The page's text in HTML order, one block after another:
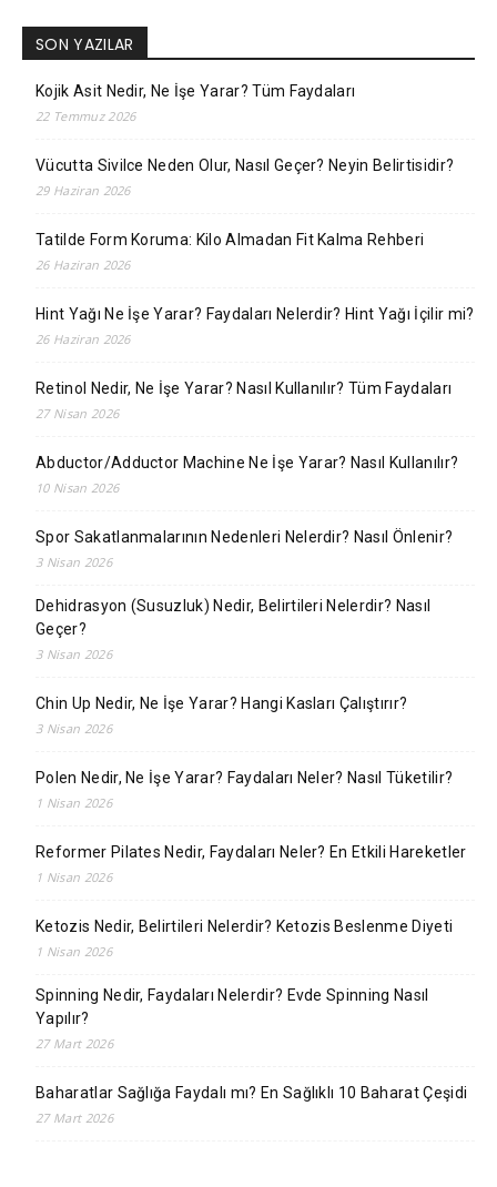
SON YAZILAR
Kojik Asit Nedir, Ne İşe Yarar? Tüm Faydaları
22 Temmuz 2026
Vücutta Sivilce Neden Olur, Nasıl Geçer? Neyin Belirtisidir?
29 Haziran 2026
Tatilde Form Koruma: Kilo Almadan Fit Kalma Rehberi
26 Haziran 2026
Hint Yağı Ne İşe Yarar? Faydaları Nelerdir? Hint Yağı İçilir mi?
26 Haziran 2026
Retinol Nedir, Ne İşe Yarar? Nasıl Kullanılır? Tüm Faydaları
27 Nisan 2026
Abductor/Adductor Machine Ne İşe Yarar? Nasıl Kullanılır?
10 Nisan 2026
Spor Sakatlanmalarının Nedenleri Nelerdir? Nasıl Önlenir?
3 Nisan 2026
Dehidrasyon (Susuzluk) Nedir, Belirtileri Nelerdir? Nasıl
Geçer?
3 Nisan 2026
Chin Up Nedir, Ne İşe Yarar? Hangi Kasları Çalıştırır?
3 Nisan 2026
Polen Nedir, Ne İşe Yarar? Faydaları Neler? Nasıl Tüketilir?
1 Nisan 2026
Reformer Pilates Nedir, Faydaları Neler? En Etkili Hareketler
1 Nisan 2026
Ketozis Nedir, Belirtileri Nelerdir? Ketozis Beslenme Diyeti
1 Nisan 2026
Spinning Nedir, Faydaları Nelerdir? Evde Spinning Nasıl
Yapılır?
27 Mart 2026
Baharatlar Sağlığa Faydalı mı? En Sağlıklı 10 Baharat Çeşidi
27 Mart 2026